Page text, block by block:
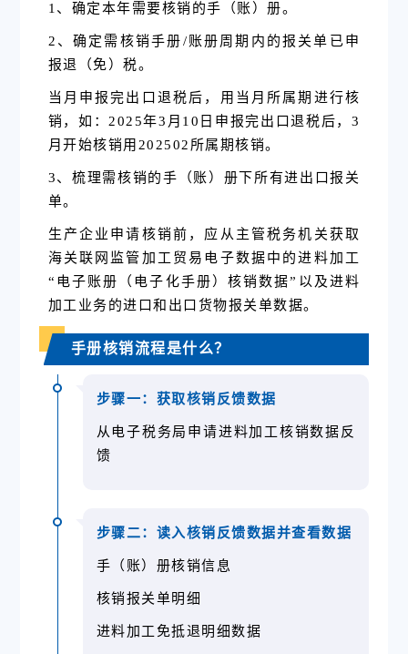
1、确定本年需要核销的手（账）册。
2、 确定需核销手册/账册周期内的报关单已申
报退（免）税。
当月申报完出口退税后，用当月所属期进行核
销，如： 2025年3 月 10 日申报完出口退税后， 3
月开始核销用 202502 所属期核销。
3、 梳理需核销的手（账）册下所有进出口报关
单。
生产企业申请核销前，应从主管税务机关获取
海关联网监管加工贸易电子数据中的进料加工
“电子账册（电子化手册）核销数据”以及进料
加工业务的进口和出口货物报关单数据。
手册核销流程是什么？
步骤一：获取核销反馈数据
从电子税务局申请进料加工核销数据反
馈
步骤二：读入核销反馈数据并查看数据
手（账）册核销信息
核销报关单明细
进料加工免抵退明细数据